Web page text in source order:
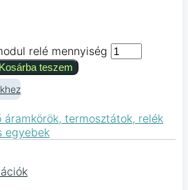
relé mennyiség
Kosárba teszem
áramkörök, termosztátok, relék
egyebek